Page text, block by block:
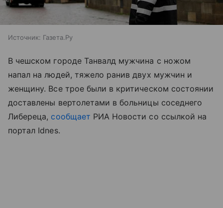
Источник: Газета.Ру
В чешском городе Танвалд мужчина с ножом
напал на людей, тяжело ранив двух мужчин и
женщину. Все трое были в критическом состоянии
доставлены вертолетами в больницы соседнего
Либереца, сообщает РИА Новости со ссылкой на
портал Idnes.